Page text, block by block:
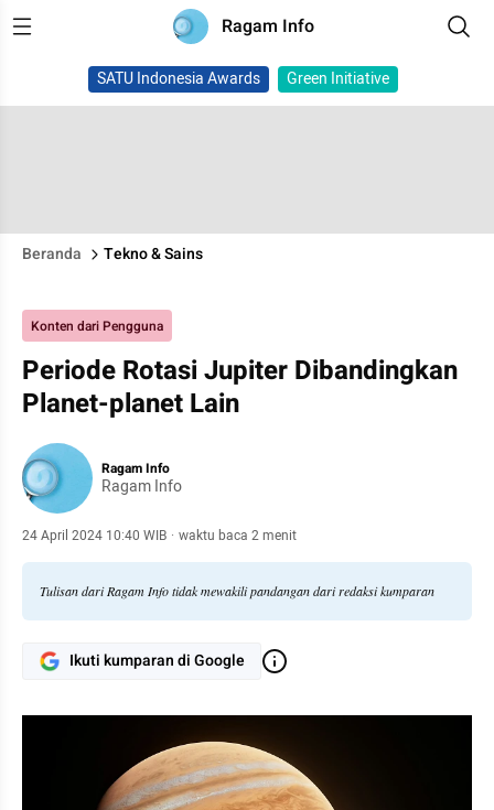
Ragam Info
SATU Indonesia Awards Green Initiative
Beranda Tekno & Sains
Konten dari Pengguna
Periode Rotasi Jupiter Dibandingkan
Planet-planet Lain
Ragam Info
Ragam Info
24 April 2024 10:40 WIB · waktu baca 2 menit
Tulisan dari Ragam Info tidak mewakili pandangan dari redaksi kumparan
Ikuti kumparan di Google